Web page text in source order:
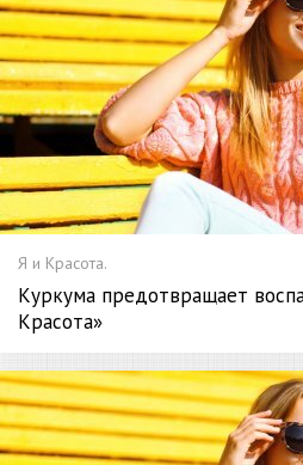
Я и Красота.
Куркума предотвращает
Красота»